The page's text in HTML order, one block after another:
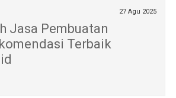
27 Agu 2025
Jasa Pembuatan
Terbaik